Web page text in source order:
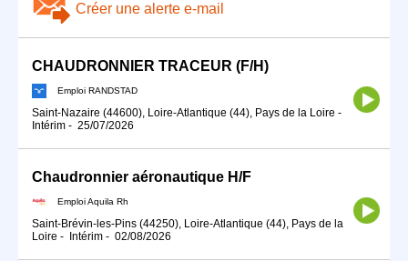
Créer une alerte e-mail
CHAUDRONNIER TRACEUR (F/H)
Emploi RANDSTAD
Saint-Nazaire (44600), Loire-Atlantique (44), Pays de la Loire -
Intérim - 25/07/2026
Chaudronnier aéronautique H/F
Emploi Aquila Rh
Saint-Brévin-les-Pins (44250), Loire-Atlantique (44), Pays de la
Loire - Intérim - 02/08/2026